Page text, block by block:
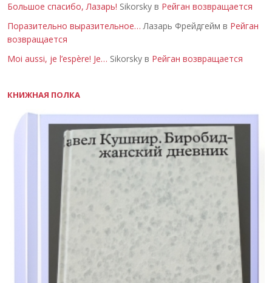
Большое спасибо, Лазарь! Sikorsky в Рейган возвращается
Поразительно выразительное… Лазарь Фрейдгейм в Рейган
возвращается
Moi aussi, je l’espère! Je… Sikorsky в Рейган возвращается
КНИЖНАЯ ПОЛКА